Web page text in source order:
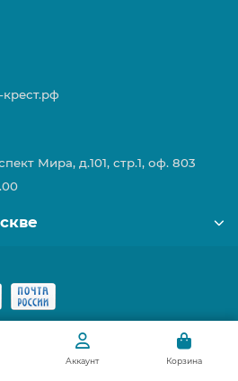
Мира, д.101, стр.1, оф. 803
Аккаунт Корзина